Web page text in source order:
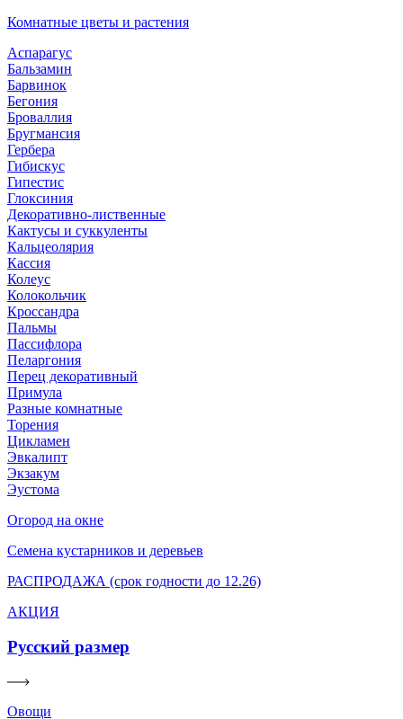
Комнатные цветы и растения
Аспарагус
Бальзамин
Барвинок
Бегония
Броваллия
Бругмансия
Гербера
Гибискус
Гипестис
Глоксиния
Декоративно-лиственные
Кактусы и суккуленты
Кальцеолярия
Кассия
Колеус
Колокольчик
Кроссандра
Пальмы
Пассифлора
Пеларгония
Перец декоративный
Примула
Разные комнатные
Торения
Цикламен
Эвкалипт
Экзакум
Эустома
Огород на окне
Семена кустарников и деревьев
РАСПРОДАЖА (срок годности до 12.26)
АКЦИЯ
Русский размер
Овощи